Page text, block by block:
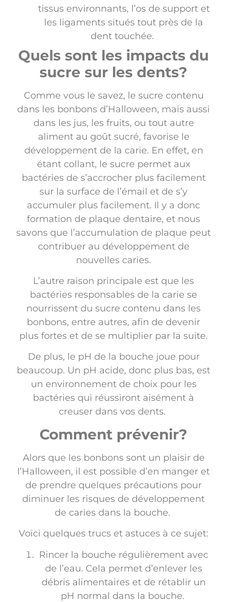
tissus environnants, l’os de support et
les ligaments situés tout près de la
dent touchée.
Quels sont les impacts du
sucre sur les dents?
Comme vous le savez, le sucre contenu
dans les bonbons d’Halloween, mais aussi
dans les jus, les fruits, ou tout autre
aliment au goût sucré, favorise le
développement de la carie. En effet, en
étant collant, le sucre permet aux
bactéries de s’accrocher plus facilement
sur la surface de l’émail et de s’y
accumuler plus facilement. Il y a donc
formation de plaque dentaire, et nous
savons que l’accumulation de plaque peut
contribuer au développement de
nouvelles caries.
L’autre raison principale est que les
bactéries responsables de la carie se
nourrissent du sucre contenu dans les
bonbons, entre autres, afin de devenir
plus fortes et de se multiplier par la suite.
De plus, le pH de la bouche joue pour
beaucoup. Un pH acide, donc plus bas, est
un environnement de choix pour les
bactéries qui réussiront aisément à
creuser dans vos dents.
Comment prévenir?
Alors que les bonbons sont un plaisir de
l’Halloween, il est possible d’en manger et
de prendre quelques précautions pour
diminuer les risques de développement
de caries dans la bouche.
Voici quelques trucs et astuces à ce sujet:
Rincer la bouche régulièrement avec
de l’eau. Cela permet d’enlever les
débris alimentaires et de rétablir un
pH normal dans la bouche.